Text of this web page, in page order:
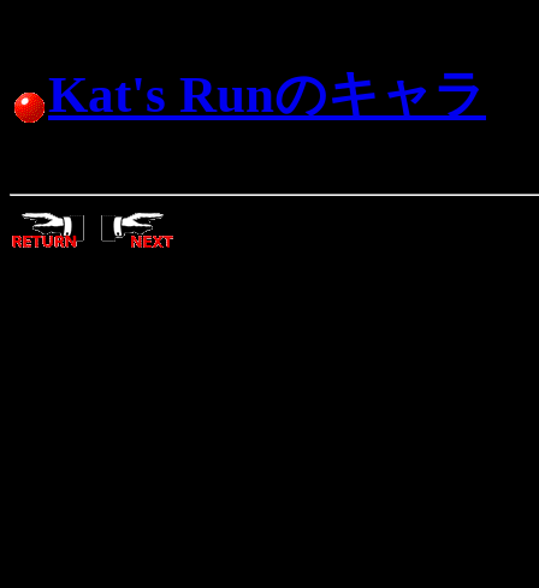
Kat's Runのキャラ